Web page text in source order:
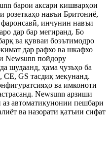
барои аксари кишварҳои
розеткаҳо навъи Бритониё,
инчунин навъи
дар бар мегиранд. Бо
​​ва қувваи боэътимодро
дар рафхо ва шкафхо
Newsunn пойдору
шудаанд, ҳама ҷузъҳо ба
CE, GS тасдиқ мекунанд.
ва имконоти
Newsunn арзиши
автоматикунонии пешбари
ва назорати қатъии сифат